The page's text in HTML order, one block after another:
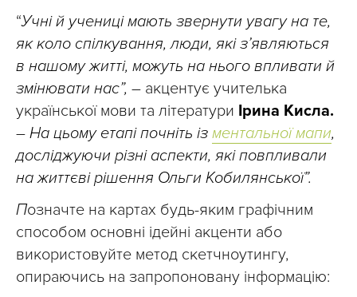
“Учні й учениці мають звернути увагу на те,
як коло спілкування, люди, які з’являються
в нашому житті, можуть на нього впливати й
змінювати нас”, – акцентує учителька
української мови та літератури Ірина Кисла.
– На цьому етапі почніть із ментальної мапи,
досліджуючи різні аспекти, які повпливали
на життєві рішення Ольги Кобилянської”.
Позначте на картах будь-яким графічним
способом основні ідейні акценти або
використовуйте метод скетчноутингу,
опираючись на запропоновану інформацію: